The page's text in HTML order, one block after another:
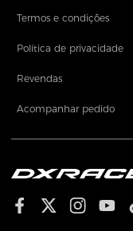
Termos e condições
Política de privacidade
Revendas
Acompanhar pedido